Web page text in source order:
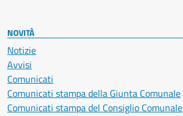
NOVITÀ
Notizie
Avvisi
Comunicati
Comunicati stampa della Giunta Comunale
Comunicati stampa del Consiglio Comunale